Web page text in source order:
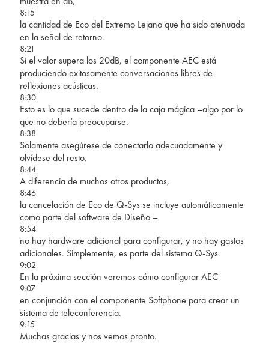
8:15
la cantidad de Eco del Extremo Lejano que ha sido atenuada
en la señal de retorno.
8:21
Si el valor supera los 20dB, el componente AEC está
produciendo exitosamente conversaciones libres de
reflexiones acústicas.
8:30
Esto es lo que sucede dentro de la caja mágica –algo por lo
que no debería preocuparse.
8:38
Solamente asegúrese de conectarlo adecuadamente y
olvídese del resto.
8:44
A diferencia de muchos otros productos,
8:46
la cancelación de Eco de Q-Sys se incluye automáticamente
como parte del software de Diseño –
8:54
no hay hardware adicional para configurar, y no hay gastos
adicionales. Simplemente, es parte del sistema Q-Sys.
9:02
En la próxima sección veremos cómo configurar AEC
9:07
en conjunción con el componente Softphone para crear un
sistema de teleconferencia.
9:15
Muchas gracias y nos vemos pronto.